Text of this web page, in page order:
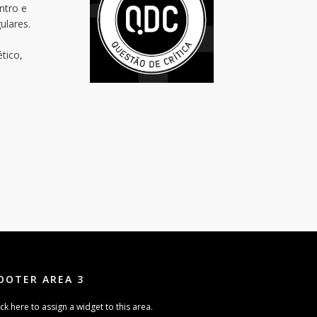
e
AREA 3
here to assign a widget to this area.